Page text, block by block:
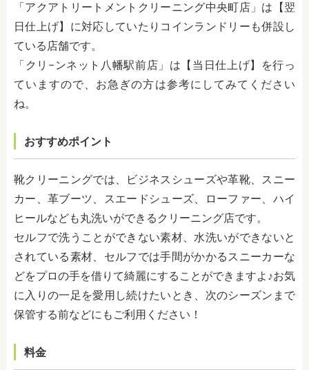
「アクアトリートメントクリーニング中央町店」は【翌
日仕上げ】に対応していたりコインランドリーも併設し
ている店舗です。
「クリ−ンネット八幡駅前店」は【当日仕上げ】を行っ
ていますので、お急ぎの方は参考にしてみてください
ね。
おすすめポイント
靴クリーニングでは、ビジネスシューズや革靴、スニー
カー、革ブーツ、スエードシューズ、ローファー、ハイ
ヒールなども丸洗いができるクリーニング店です。
セルフで洗うことができない素材、水洗いができないと
されている素材、セルフでは手間がかかるスニーカーな
どをプロの手を借りて綺麗にすることができますよ♪お気
に入りの一足を愛用し続けたいとき、次のシーズンまで
保管する前などにもご利用ください！
料金